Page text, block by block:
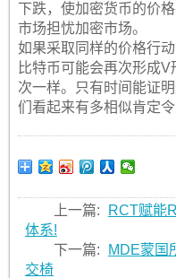
下跌，使加密货币的价
市场担忧加密市场。
如果采取同样的价格行
比特币可能会再次形成
次一样。只有时间能证
们看起来有多相似肯定令
上一篇:
RCT赋能
体系!
下一篇:
MDE蒙国
交椅